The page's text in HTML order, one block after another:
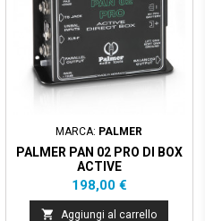
MARCA: PALMER
PALMER PAN 02 PRO DI BOX
ACTIVE
Prezzo
198,00 €
 Aggiungi al carrello